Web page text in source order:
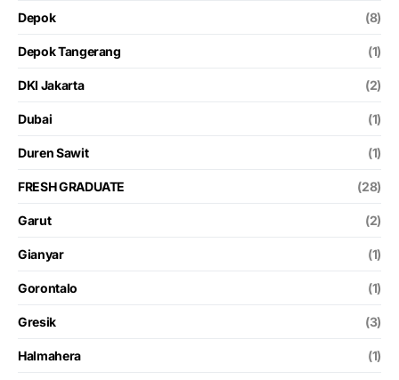
Depok (8)
Depok Tangerang (1)
DKI Jakarta (2)
Dubai (1)
Duren Sawit (1)
FRESH GRADUATE (28)
Garut (2)
Gianyar (1)
Gorontalo (1)
Gresik (3)
Halmahera (1)